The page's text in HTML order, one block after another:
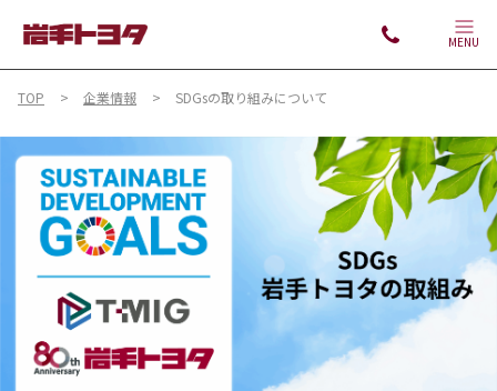
MENU
TOP 企業情報 SDGsの取り組みについて